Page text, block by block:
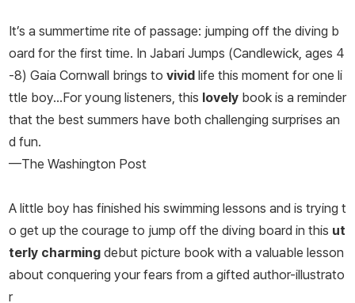
It’s a summertime rite of passage: jumping off the diving b
oard for the first time. In Jabari Jumps (Candlewick, ages 4
-8) Gaia Cornwall brings to vivid life this moment for one li
ttle boy…For young listeners, this lovely book is a reminder
that the best summers have both challenging surprises an
d fun.
—The Washington Post
A little boy has finished his swimming lessons and is trying t
o get up the courage to jump off the diving board in this ut
terly charming debut picture book with a valuable lesson
about conquering your fears from a gifted author-illustrato
r